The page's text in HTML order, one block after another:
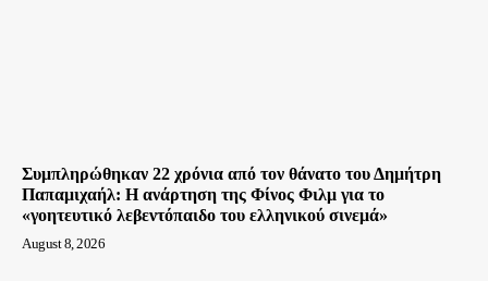
Συμπληρώθηκαν 22 χρόνια από τον θάνατο του Δημήτρη
Παπαμιχαήλ: Η ανάρτηση της Φίνος Φιλμ για το
«γοητευτικό λεβεντόπαιδο του ελληνικού σινεμά»
August 8, 2026